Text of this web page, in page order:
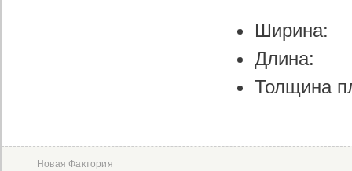
Толщина
Новая Фактория